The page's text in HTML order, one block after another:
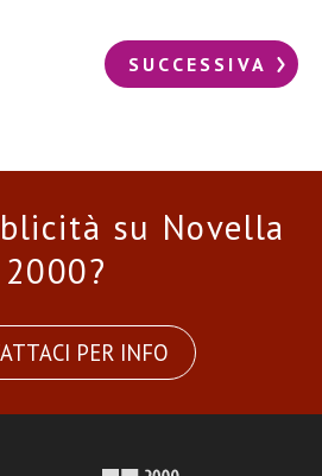
SUCCESSIVA
su Novella
2000?
PER INFO